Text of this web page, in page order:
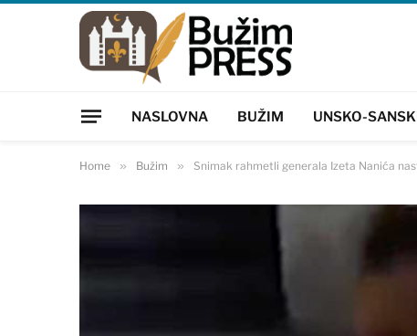
NASLOVNA BUŽIM UNSKO-
Home » Bužim » Snimak rahmetli generala Izeta Nanića